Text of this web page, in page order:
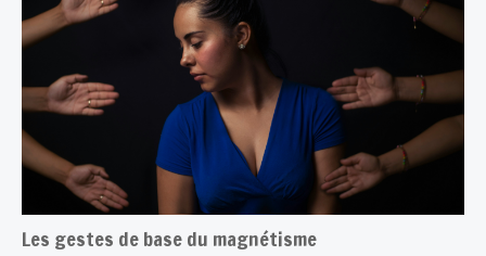
Les gestes de base du magnétisme